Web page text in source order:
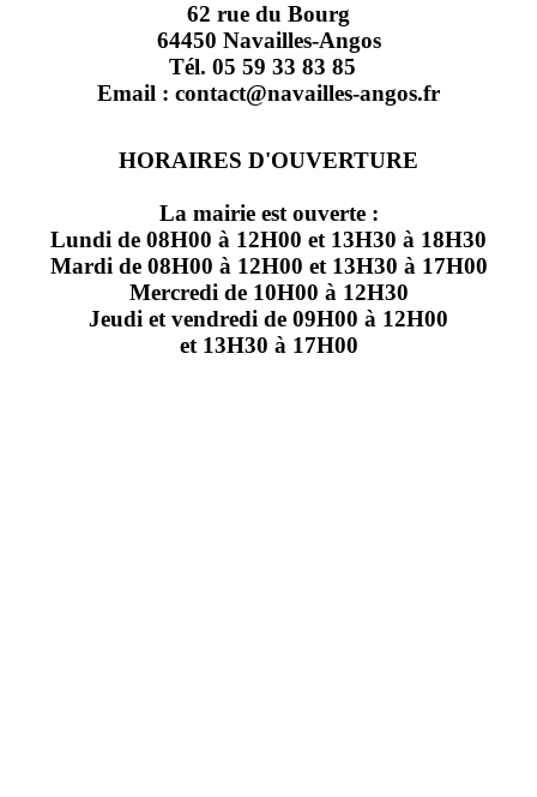
62 rue du Bourg
64450 Navailles-Angos
Tél. 05 59 33 83 85
Email : contact@navailles-angos.fr
HORAIRES D'OUVERTURE
La mairie est ouverte :
Lundi de 08H00 à 12H00 et 13H30 à 18H30
Mardi de 08H00 à 12H00 et 13H30 à 17H00
Mercredi de 10H00 à 12H30
Jeudi et vendredi de 09H00 à 12H00
et 13H30 à 17H00